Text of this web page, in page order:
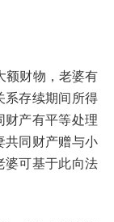
财物，老婆有
系存续期间所得
财产有平等处理
共同财产赠与小
婆可基于此向法